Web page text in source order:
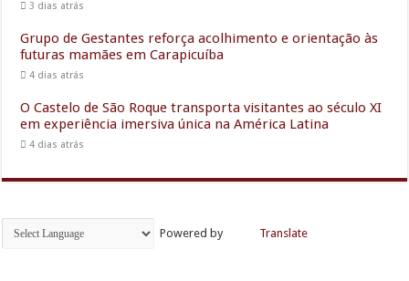
3 dias atrás
Grupo de Gestantes reforça acolhimento e orientação às
futuras mamães em Carapicuíba
4 dias atrás
O Castelo de São Roque transporta visitantes ao século XI
em experiência imersiva única na América Latina
4 dias atrás
Powered by Translate